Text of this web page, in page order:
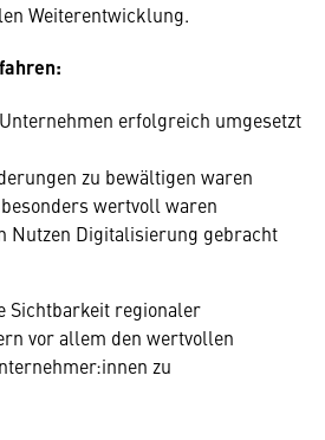
Weiterentwicklung.
erfolgreich umgesetzt
zu bewältigen waren
wertvoll waren
Nutzen Digitalisierung gebracht
Sichtbarkeit regionaler
vor allem den wertvollen
zu